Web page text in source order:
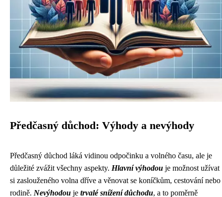
Předčasný důchod: Výhody a nevýhody
Předčasný důchod láká vidinou odpočinku a volného času, ale je
důležité zvážit všechny aspekty. Hlavní výhodou je možnost užívat
si zaslouženého volna dříve a věnovat se koníčkům, cestování nebo
rodině. Nevýhodou je trvalé snížení důchodu, a to poměrně